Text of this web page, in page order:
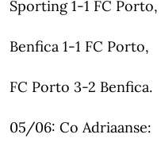
Sporting 1-1 FC Porto,
Benfica 1-1 FC Porto,
FC Porto 3-2 Benfica.
05/06: Co Adriaanse: